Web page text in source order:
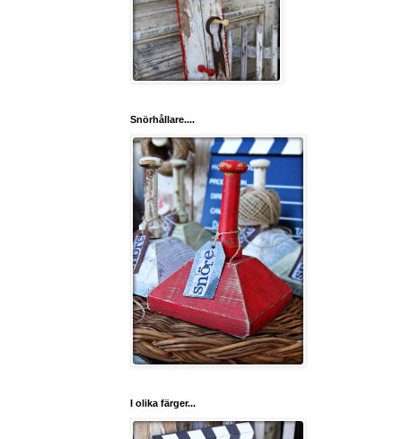
Snörhållare....
I olika färger...